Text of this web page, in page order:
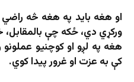
او هغه باید په هغه څه
ورکړي دي، ځکه چې
هغه په لږو او کوچنیو
کې به عزت او غرور پیدا کوي.